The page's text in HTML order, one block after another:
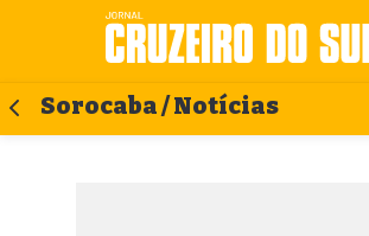
Sorocaba / Notícias